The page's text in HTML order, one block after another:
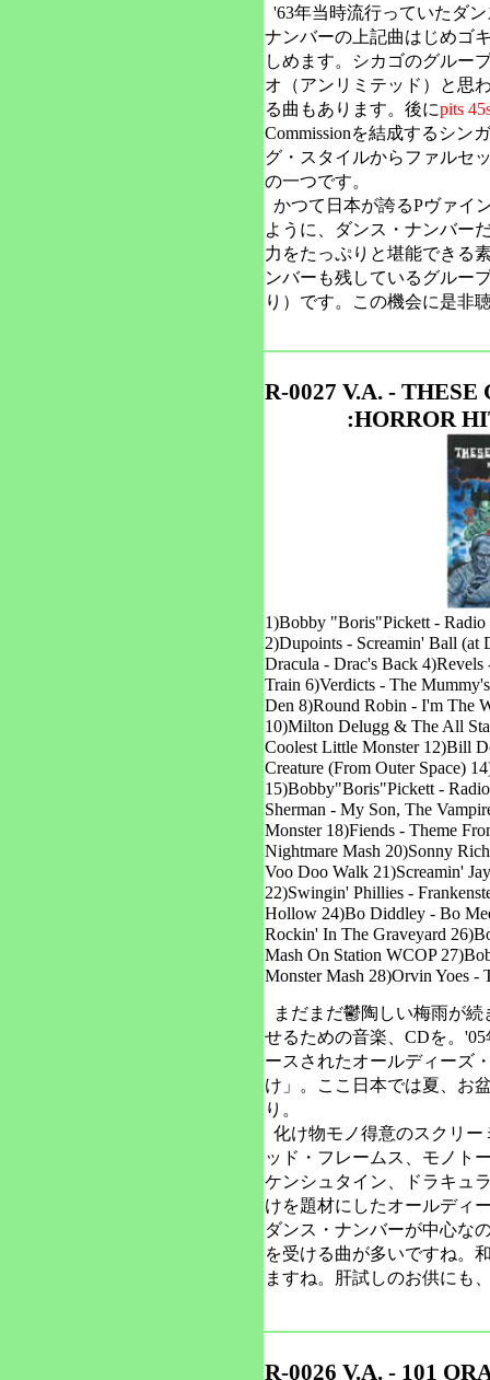
'63年当時流行っていたダ
ナンバーの上記曲はじめゴ
しめます。シカゴのグルー
オ（アンリミテッド）と思
る曲もあります。後にpits
Commissionを結成するシン
グ・スタイルからファルセ
の一つです。
かつて日本が誇るPヴァイ
ように、ダンス・ナンバー
力をたっぷりと堪能できる
ンバーも残しているグルー
り）です。この機会に是非
R-0027 V.A. -
:HORROR
1)Bobby "Boris"Pickett -
2)Dupoints - Screamin' Ball
Dracula - Drac's Back
Train 6)Verdicts - The
Den 8)Round Robin - I'm The
10)Milton Delugg & The All
Coolest Little Monster 12)Bill
Creature (From Outer Space)
15)Bobby"Boris"Pickett -
Sherman - My Son, The
Monster 18)Fiends - Theme
Nightmare Mash 20)Sonny
Voo Doo Walk 21)Screamin'
22)Swingin' Phillies -
Hollow 24)Bo Diddley - Bo
Rockin' In The Graveyard
Mash On Station WCOP
Monster Mash 28)Orvin Yoes -
まだまだ鬱陶しい梅雨が
せるための音楽、CDを。
ースされたオールディーズ
け」。ここ日本では夏、お
り。
化け物モノ得意のスクリ
ッド・フレームス、モノト
ケンシュタイン、ドラキュ
けを題材にしたオールディ
ダンス・ナンバーが中心な
を受ける曲が多いですね。
ますね。肝試しのお供にも
R-0026 V.A. - 101